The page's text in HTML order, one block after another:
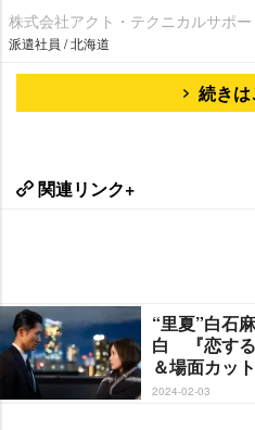
株式会社アクト・テクニカルサポ
派遣社員 / 北海道
続きは
関連リンク+
“里夏”白石
白 『恋する
＆場面カッ
2024-02-03